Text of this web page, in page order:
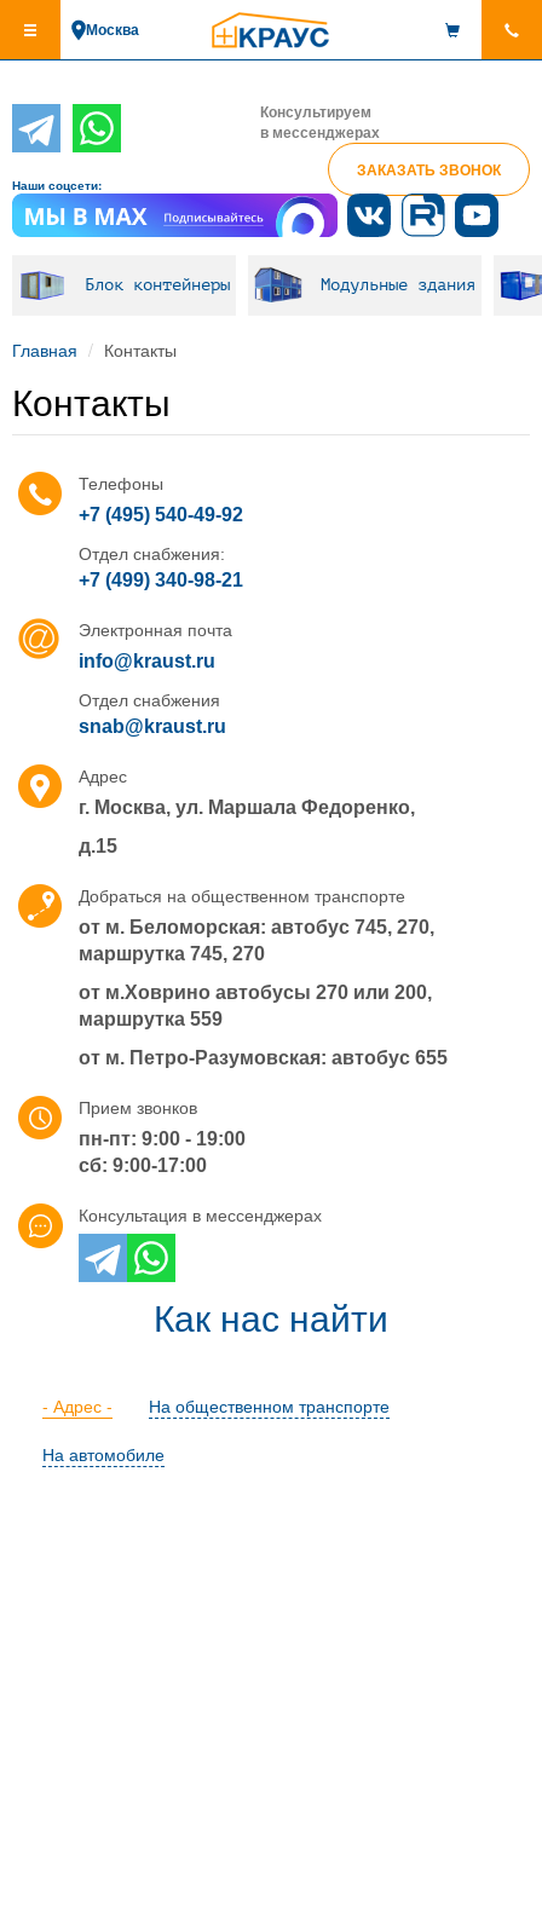
основному
Москва
Консультируем
в мессенджерах
ЗАКАЗАТЬ ЗВОНОК
Наши соцсети:
Блок контейнеры Модульные здания
Главная Контакты
Контакты
Телефоны
+7 (495) 540-49-92
Отдел снабжения:
+7 (499) 340-98-21
Электронная почта
info@kraust.ru
Отдел снабжения
snab@kraust.ru
Адрес
г. Москва, ул. Маршала Федоренко,
д.15
Добраться на общественном транспорте
от м. Беломорская: автобус 745, 270,
маршрутка 745, 270
от м.Ховрино автобусы 270 или 200,
маршрутка 559
от м. Петро-Разумовская: автобус 655
Прием звонков
пн-пт: 9:00 - 19:00
сб: 9:00-17:00
Консультация в мессенджерах
Как нас найти
- Адрес -
На общественном транспорте
На автомобиле